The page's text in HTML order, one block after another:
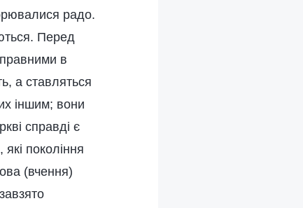
радо.
Перед
в
а ставляться
іншим; вони
справді є
покоління
(вчення)